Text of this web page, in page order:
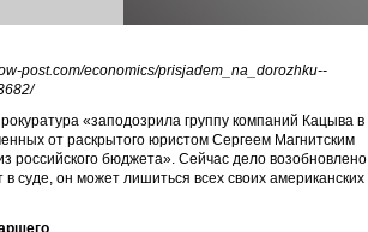
post.com/economics/prisjadem_na_dorozhku--
«заподозрила группу компаний Кацыва в
от раскрытого юристом Сергеем Магнитским
российского бюджета». Сейчас дело
в суде, он может лишиться всех своих американских